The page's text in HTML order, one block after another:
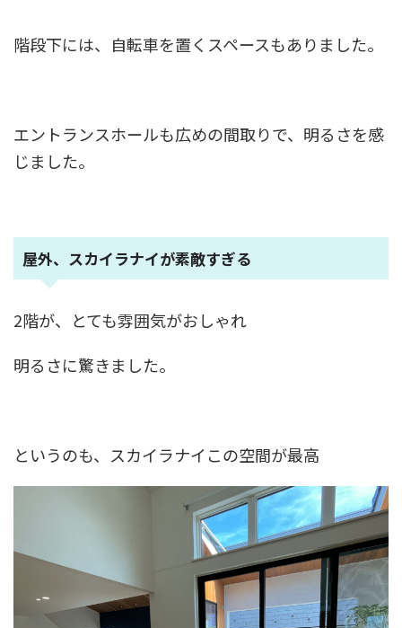
階段下には、自転車を置くスペースもありました。
エントランスホールも広めの間取りで、明るさを感
じました。
屋外、スカイラナイが素敵すぎる
2階が、とても雰囲気がおしゃれ
明るさに驚きました。
というのも、スカイラナイこの空間が最高